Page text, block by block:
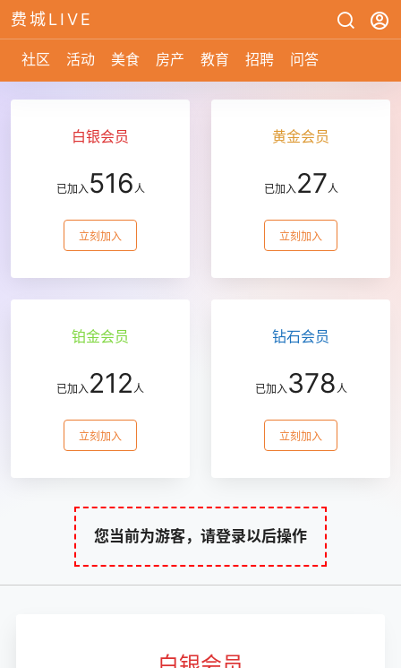
费城LIVE
社区 活动 美食 房产 教育 招聘 问答
白银会员
已加入516人
立刻加入
黄金会员
已加入27人
立刻加入
铂金会员
已加入212人
立刻加入
钻石会员
已加入378人
立刻加入
您当前为游客，请登录以后操作